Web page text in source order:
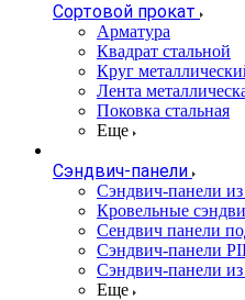
Сортовой прокат
Арматура
Квадрат стальной
Круг
Лента
Поковка стальная
Еще
Сэндвич-панели
Cэндвич-панели
Кровельные
Сендвич панели
Сэндвич-панели
Сэндвич-панели
Еще